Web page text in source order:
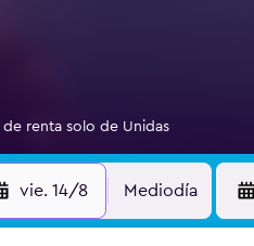
de renta solo de Unidas
vie. 14/8 Mediodía